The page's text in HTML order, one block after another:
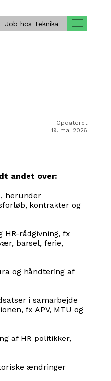
Job hos Teknika
Open
menu
Opdateret
19. maj 2026
andet over:
herunder
kontrakter og
HR-rådgivning, fx
barsel, ferie,
og håndtering af
i samarbejde
fx APV, MTU og
af HR-politikker, -
ændringer